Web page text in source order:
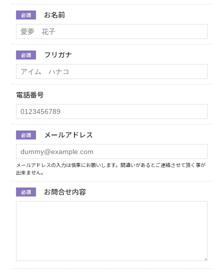
必須 お名前
必須 フリガナ
電話番号
必須 メールアドレス
メールアドレスの入力は慎重にお願いします。間違いがあるとご連絡させて頂く事が
出来ません。
必須 お問合せ内容